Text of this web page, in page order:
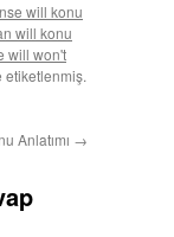
will konu
will konu
will won't
etiketlenmiş.
Anlatımı →